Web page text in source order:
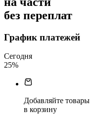
без переплат
График платежей
Сегодня
25%
Добавляйте товары
в корзину